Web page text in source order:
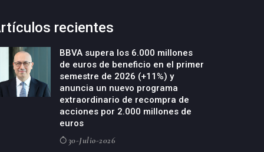
recientes
BBVA supera los 6.000 millones
de euros de beneficio en el primer
semestre de 2026 (+11%) y
anuncia un nuevo programa
extraordinario de recompra de
acciones por 2.000 millones de
euros
30-Julio-2026